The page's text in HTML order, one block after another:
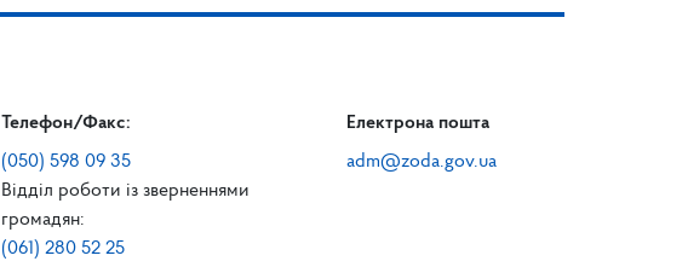
Телефон/Факс:
(050) 598 09 35
Відділ роботи із зверненнями
громадян:
(061) 280 52 25
Електрона пошта
adm@zoda.gov.ua